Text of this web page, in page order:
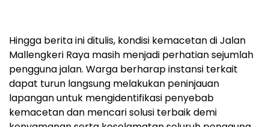
Hingga berita ini ditulis, kondisi kemacetan di Jalan
Mallengkeri Raya masih menjadi perhatian sejumlah
pengguna jalan. Warga berharap instansi terkait
dapat turun langsung melakukan peninjauan
lapangan untuk mengidentifikasi penyebab
kemacetan dan mencari solusi terbaik demi